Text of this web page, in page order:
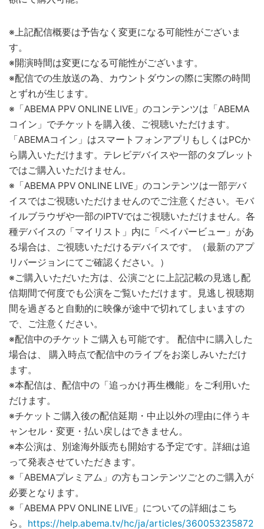
※上記配信概要は予告なく変更になる可能性がございま
す。
※開演時間は変更になる可能性がございます。
※配信での生放送の為、カウントダウンの際に実際の時間
とずれが生じます。
※「ABEMA PPV ONLINE LIVE」のコンテンツは「ABEMA
コイン」でチケットを購入後、ご視聴いただけます。
「ABEMAコイン」はスマートフォンアプリもしくはPCか
ら購入いただけます。テレビデバイスや一部のタブレット
ではご購入いただけません。
※「ABEMA PPV ONLINE LIVE」のコンテンツは一部デバ
イスではご視聴いただけませんのでご注意ください。モバ
イルブラウザや一部のIPTVではご視聴いただけません。各
種デバイスの「マイリスト」内に「ペイパービュー」があ
る場合は、ご視聴いただけるデバイスです。（最新のアプ
リバージョンにてご確認ください。）
※ご購入いただいた方は、公演ごとに上記記載の見逃し配
信期間で何度でも公演をご覧いただけます。見逃し視聴期
間を過ぎると自動的に映像が途中で切れてしまいますの
で、ご注意ください。
※配信中のチケットご購入も可能です。 配信中に購入した
場合は、 購入時点で配信中のライブをお楽しみいただけ
ます。
※本配信は、配信中の「追っかけ再生機能」をご利用いた
だけます。
※チケットご購入後の配信延期・中止以外の理由に伴うキ
ャンセル・変更・払い戻しはできません。
※本公演は、別途海外販売も開始する予定です。詳細は追
って発表させていただきます。
※「ABEMAプレミアム」の方もコンテンツごとのご購入が
必要となります。
※「ABEMA PPV ONLINE LIVE」についての詳細はこち
ら。 https://help.abema.tv/hc/ja/articles/360053235872